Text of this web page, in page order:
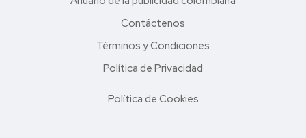
Contáctenos
Términos y Condiciones
Política de Privacidad
Política de Cookies